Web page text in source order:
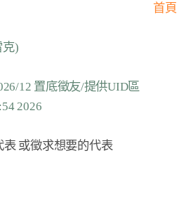
首頁
克)
12 置底徵友/提供UID區
2026
表 或徵求想要的代表